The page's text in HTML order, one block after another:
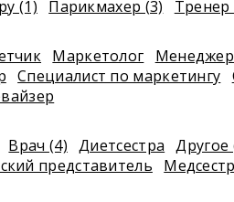
(1)
Парикмахер (3) Тренер
Маркетолог Менеджер
Специалист по маркетингу
Врач (4) Диетсестра Другое
представитель